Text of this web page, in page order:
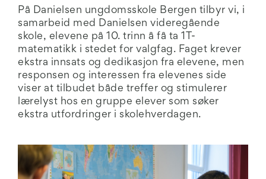
På Danielsen ungdomsskole Bergen tilbyr vi, i
samarbeid med Danielsen videregående
skole, elevene på 10. trinn å få ta 1T-
matematikk i stedet for valgfag. Faget krever
ekstra innsats og dedikasjon fra elevene, men
responsen og interessen fra elevenes side
viser at tilbudet både treffer og stimulerer
lærelyst hos en gruppe elever som søker
ekstra utfordringer i skolehverdagen.